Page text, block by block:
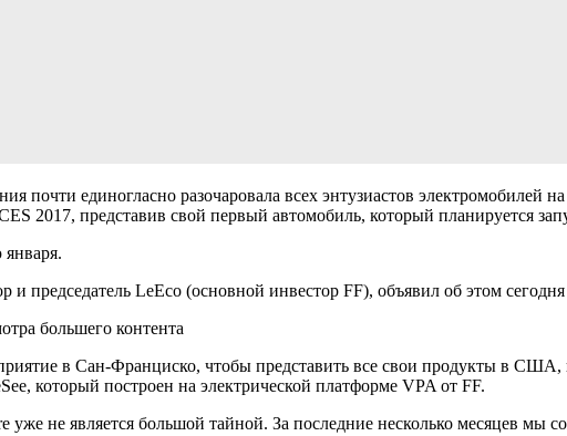
почти единогласно разочаровала всех энтузиастов электромобилей
2017, представив свой первый автомобиль, который планируется
и председатель LeEco (основной инвестор FF), объявил об этом
большего контента
в Сан-Франциско, чтобы представить все свои продукты в США,
который построен на электрической платформе VPA от FF.
уже не является большой тайной. За последние несколько месяцев мы